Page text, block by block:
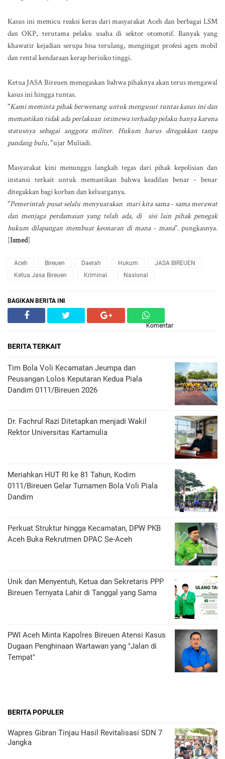
Kasus ini memicu reaksi keras dari masyarakat Aceh dan berbagai LSM
dan OKP, terutama pelaku usaha di sektor otomotif. Banyak yang
khawatir kejadian serupa bisa terulang, mengingat profesi agen mobil
dan rental kendaraan kerap berisiko tinggi.
Ketua JASA Bireuen menegaskan bahwa pihaknya akan terus mengawal
kasus ini hingga tuntas.
"Kami meminta pihak berwenang untuk mengusut tuntas kasus ini dan
memastikan tidak ada perlakuan istimewa terhadap pelaku hanya karena
statusnya sebagai anggota militer. Hukum harus ditegakkan tanpa
pandang bulu,"ujar Muliadi.
Masyarakat kini menunggu langkah tegas dari pihak kepolisian dan
instansi terkait untuk memastikan bahwa keadilan benar - benar
ditegakkan bagi korban dan keluarganya.
"Pemerintah pusat selalu menyuarakan mari kita sama - sama merawat
dan menjaga perdamaian yang telah ada, di sisi lain pihak penegak
hukum dilapangan membuat keonaran di mana - mana". pungkasnya.
[Ismed]
Aceh Bireuen Daerah Hukum
JASA BIREUEN
Ketua Jasa Bireuen
Kriminal Nasional
BAGIKAN BERITA INI
Komentar
BERITA TERKAIT
Tim Bola Voli Kecamatan Jeumpa dan
Peusangan Lolos Keputaran Kedua Piala
Dandim 0111/Bireuen 2026
Dr. Fachrul Razi Ditetapkan menjadi Wakil
Rektor Universitas Kartamulia
Meriahkan HUT RI ke 81 Tahun, Kodim
0111/Bireuen Gelar Turnamen Bola Voli Piala
Dandim
Perkuat Struktur hingga Kecamatan, DPW PKB
Aceh Buka Rekrutmen DPAC Se-Aceh
Unik dan Menyentuh, Ketua dan Sekretaris PPP
Bireuen Ternyata Lahir di Tanggal yang Sama
PWI Aceh Minta Kapolres Bireuen Atensi Kasus
Dugaan Penghinaan Wartawan yang "Jalan di
Tempat"
BERITA POPULER
Wapres Gibran Tinjau Hasil Revitalisasi SDN 7
Jangka